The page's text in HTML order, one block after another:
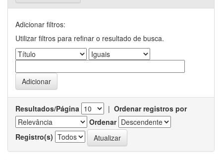
Adicionar filtros:
Utilizar filtros para refinar o resultado de busca.
Resultados/Página | Ordenar registros por
Ordenar
Registro(s)